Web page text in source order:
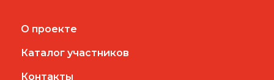
О проекте
Каталог участников
Контакты